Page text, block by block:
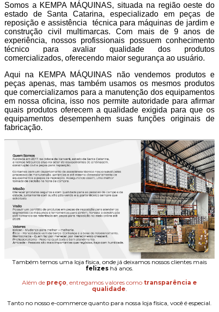
Somos a KEMPA MÁQUINAS, situada na região oeste do
estado de Santa Catarina, especializado em peças de
reposição e assistência técnica para máquinas de jardim e
construção civil multimarcas. Com mais de 9 anos de
experiência, nossos profissionais possuem conhecimento
técnico para avaliar qualidade dos produtos
comercializados, oferecendo maior segurança ao usuário.
Aqui na KEMPA MÁQUINAS não vendemos produtos e
peças apenas, mas também usamos os mesmos produtos
que comercializamos para a manutenção dos equipamentos
em nossa oficina, isso nos permite autoridade para afirmar
quais produtos oferecem a qualidade exigida para que os
equipamentos desempenhem suas funções originais de
fabricação.
Também temos uma loja física, onde já deixamos nossos clientes mais
felizeshá anos.
Além de preço , entregamos valores como transparência e
qualidade
Tanto no nosso e-commerce quanto para nossa loja física, você é especial.